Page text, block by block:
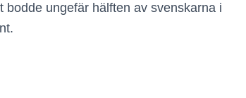
ungefär hälften av svenskarna i